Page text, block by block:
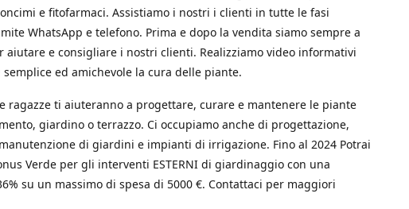
e fitofarmaci. Assistiamo i nostri i clienti in tutte le fasi
WhatsApp e telefono. Prima e dopo la vendita siamo sempre a
aiutare e consigliare i nostri clienti. Realizziamo video informativi
ed amichevole la cura delle piante.
ragazze ti aiuteranno a progettare, curare e mantenere le piante
giardino o terrazzo. Ci occupiamo anche di progettazione,
di giardini e impianti di irrigazione. Fino al 2024 Potrai
Verde per gli interventi ESTERNI di giardinaggio con una
su un massimo di spesa di 5000 €. Contattaci per maggiori